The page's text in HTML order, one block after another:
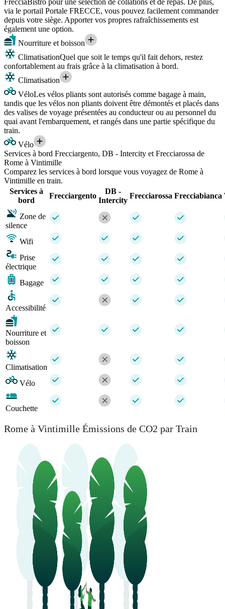
FrecciaBistrò pour une sélection de collations et de repas. De plus,
via le portail Portale FRECCE, vous pouvez facilement commander
depuis votre siège. Apporter vos propres rafraîchissements est
également une option.
Nourriture et boisson
ClimatisationQuel que soit le temps qu'il fait dehors, restez
confortablement au frais grâce à la climatisation à bord.
Climatisation
VéloLes vélos pliants sont autorisés comme bagage à main,
tandis que les vélos non pliants doivent être démontés et placés dans
des valises de voyage présentées au conducteur ou au personnel du
quai avant l'embarquement, et rangés dans une partie spécifique du
train.
Vélo
Services à bord Frecciargento, DB - Intercity et Frecciarossa de
Rome à Vintimille
Comparez les services à bord lorsque vous voyagez de Rome à
Vintimille en train.
Services à
bord
Frecciargento
DB -
Intercity
Frecciarossa Frecciabianca
Zone de
silence
Wifi
Prise
électrique
Bagage
Accessibilité
Nourriture et
boisson
Climatisation
Vélo
Couchette
Rome à Vintimille Émissions de CO2 par Train